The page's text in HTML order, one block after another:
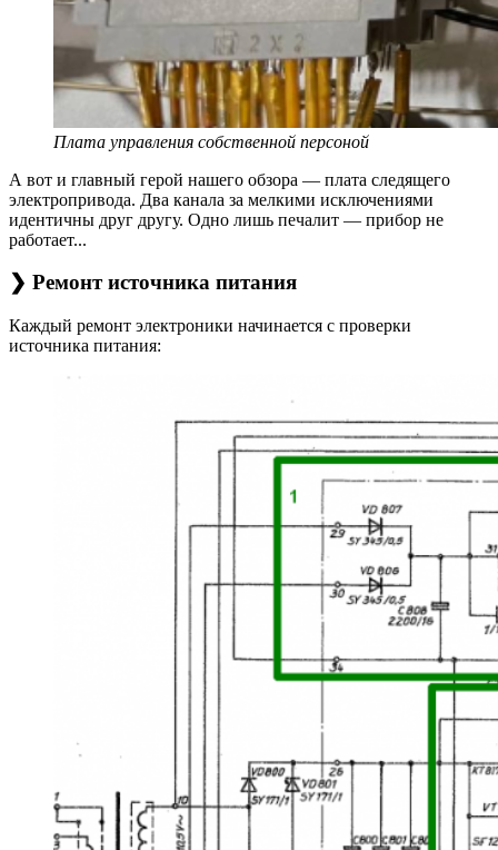
Плата управления собственной персоной
А вот и главный герой нашего обзора — плата следящего
электропривода. Два канала за мелкими исключениями
идентичны друг другу. Одно лишь печалит — прибор не
работает...
❯ Ремонт источника питания
Каждый ремонт электроники начинается с проверки
источника питания: